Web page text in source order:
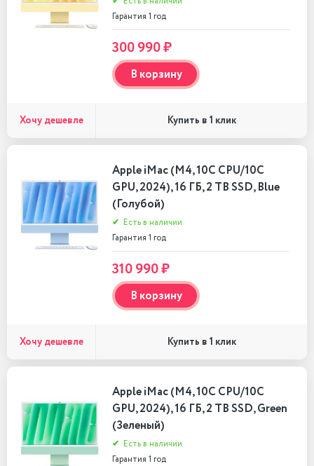
Гарантия 1 год
300 990 ₽
В корзину
Хочу дешевле Купить в 1 клик
Apple iMac (M4, 10C CPU/10C
GPU, 2024), 16 ГБ, 2 TB SSD, Blue
(Голубой)
✔ Есть в наличии
Гарантия 1 год
310 990 ₽
В корзину
Хочу дешевле Купить в 1 клик
Apple iMac (M4, 10C CPU/10C
GPU, 2024), 16 ГБ, 2 TB SSD, Green
(Зеленый)
✔ Есть в наличии
Гарантия 1 год